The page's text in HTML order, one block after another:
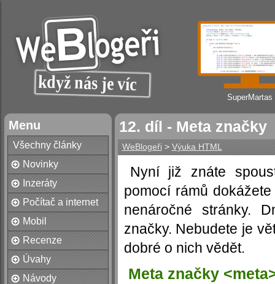
SuperMartas
Menu
Všechny články
Novinky
Inzeráty
Počítač a internet
Mobil
Recenze
Úvahy
Návody
12. díl - Meta značky
WeBlogeři > Výuka HTML
Nyní již znáte
pomocí rámů
nenáročné stránky.
značky. Nebudete je
dobré o nich vědět.
Meta značky